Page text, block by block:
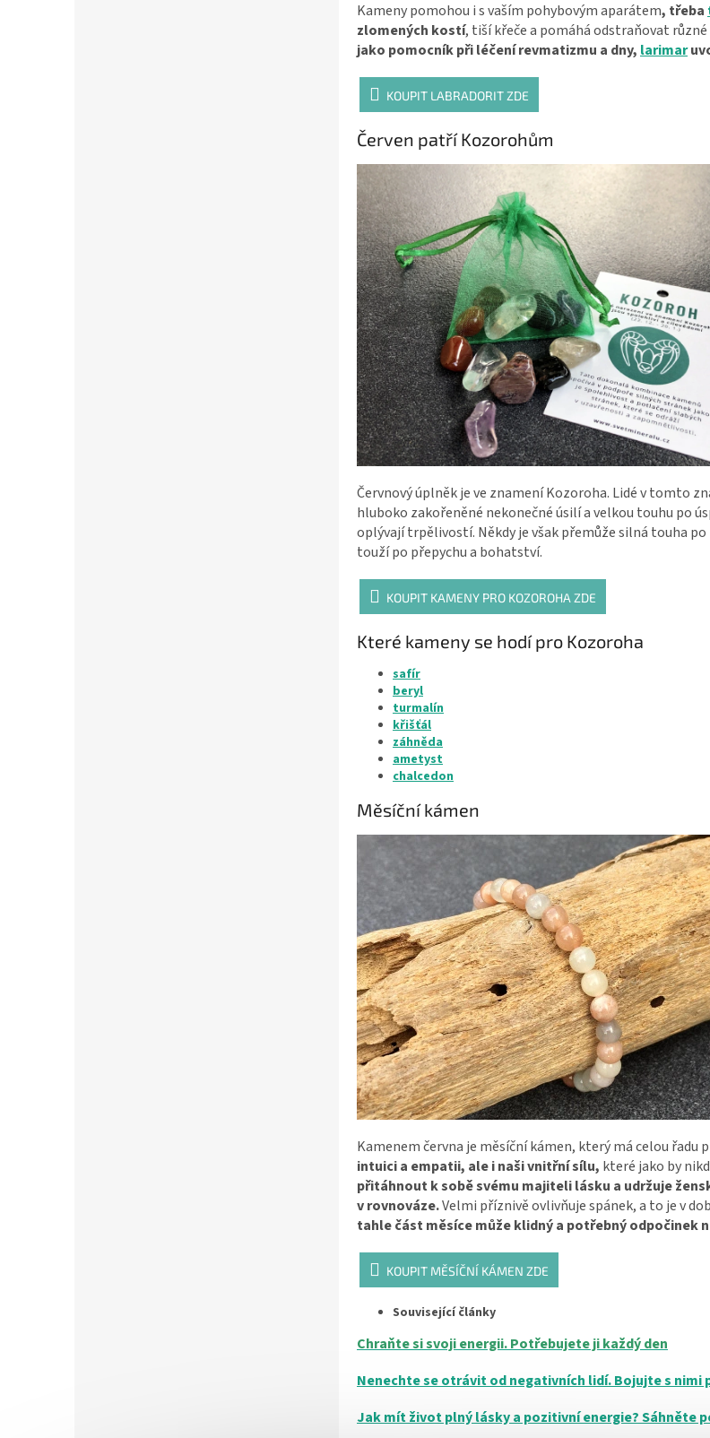
Kameny pomohou i s vaším pohybovým aparátem, třeba
zlomených kostí, tiší křeče a pomáhá odstraňovat
jako pomocník při léčení revmatizmu a dny, larimar
KOUPIT LABRADORIT ZDE
Červen patří Kozorohům
Červnový úplněk je ve znamení Kozoroha. Lidé v tomto
hluboko zakořeněné nekonečné úsilí a velkou touhu po
oplývají trpělivostí. Někdy je však přemůže silná touha po
touží po přepychu a bohatství.
KOUPIT KAMENY PRO KOZOROHA ZDE
Které kameny se hodí pro Kozoroha
safír
beryl
turmalín
křišťál
záhněda
ametyst
chalcedon
Měsíční kámen
Kamenem června je měsíční kámen, který má celou řadu
intuici a empatii, ale i naši vnitřní sílu, které jako by
přitáhnout k sobě svému majiteli lásku a udržuje
v rovnováze.Velmi příznivě ovlivňuje spánek, a to je v
tahle část měsíce může klidný a potřebný odpočinek
KOUPIT MĚSÍČNÍ KÁMEN ZDE
Související články
Chraňte si svoji energii. Potřebujete ji každý den
Nenechte se otrávit od negativních lidí. Bojujte s nimi
Jak mít život plný lásky a pozitivní energie? Sáhněte